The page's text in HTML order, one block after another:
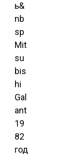
ь&
nb
sp
Mit
su
bis
hi
Gal
ant
19
82
год